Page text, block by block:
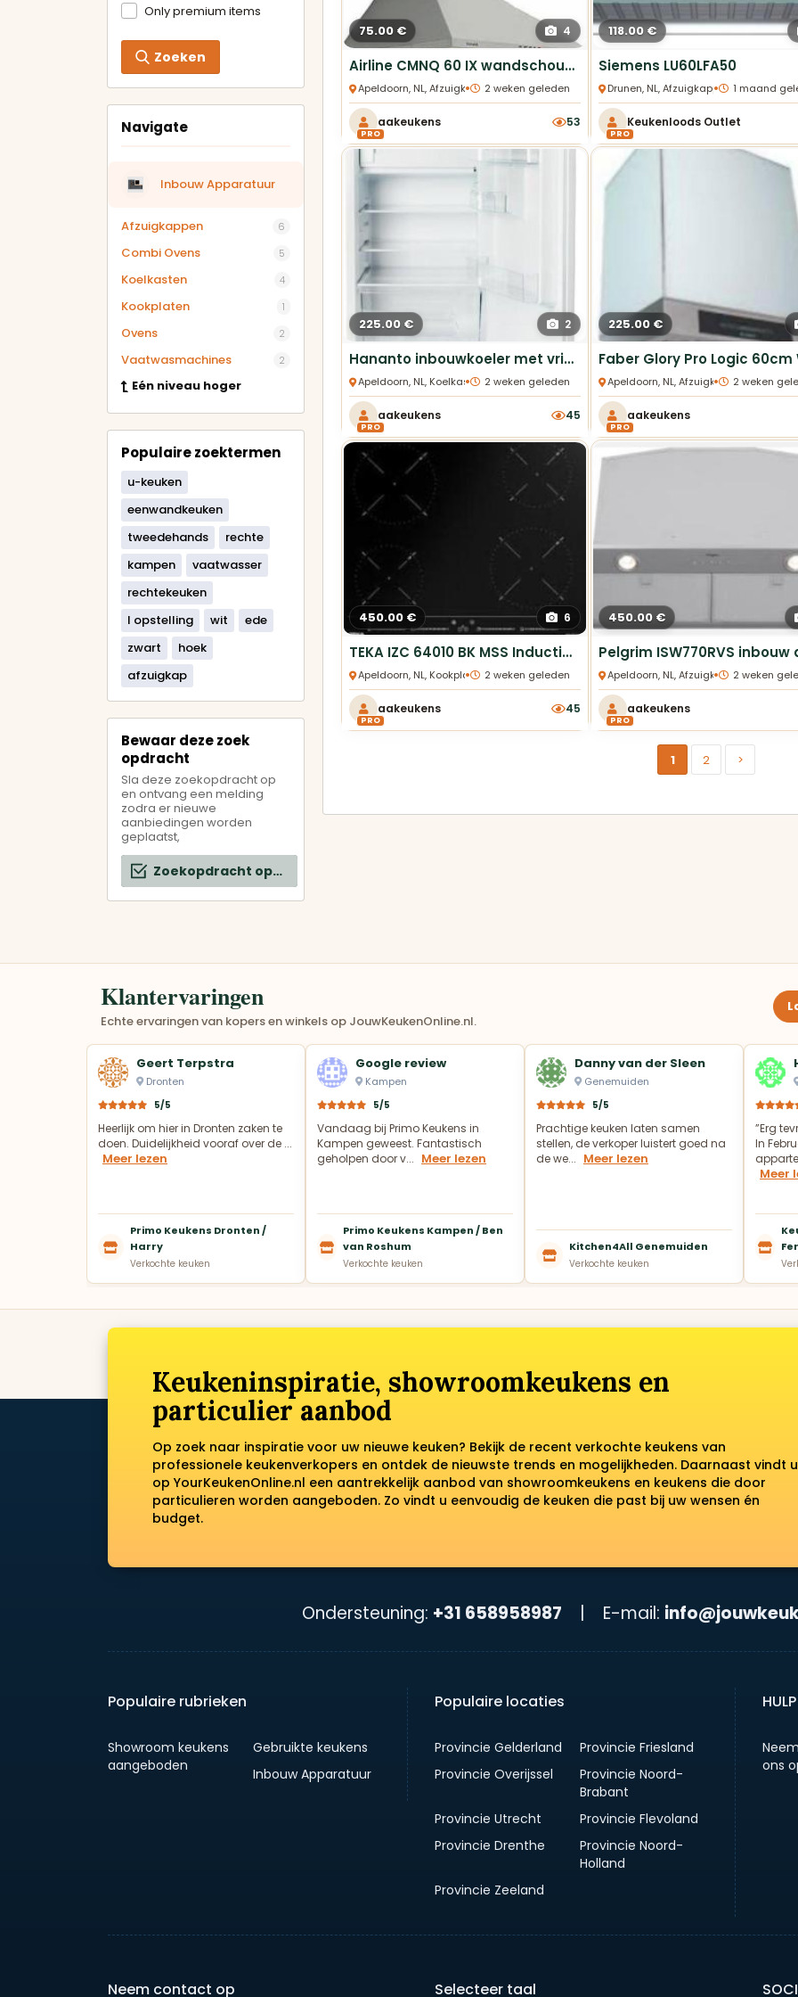
Only premium items
Zoeken
Navigate
Inbouw Apparatuur
Afzuigkappen 6
Combi Ovens 5
Koelkasten 4
Kookplaten 1
Ovens 2
Vaatwasmachines 2
Eén niveau hoger
Populaire zoektermen
u-keuken
eenwandkeuken
tweedehands
rechte
kampen
vaatwasser
rechtekeuken
l opstelling
wit
ede
zwart
hoek
afzuigkap
Bewaar deze zoek
opdracht
Sla deze zoekopdracht op
en ontvang een melding
zodra er nieuwe
aanbiedingen worden
geplaatst,
Zoekopdracht opslaan
75.00 € 4
Airline CMNQ 60 IX wandschouwkap 60cm RVS nieuw
Apeldoorn, NL, Afzuigkappen
• 2 weken geleden
PRO
aakeukens 53
118.00 €
Siemens LU60LFA50
Drunen, NL, Afzuigkappen
• 1 maand
PRO
Keukenloods Outlet
225.00 € 2
Hananto inbouwkoeler met vriesvak 102cm sleepdeur nieuw
Apeldoorn, NL, Koelkasten
• 2 weken geleden
PRO
aakeukens 45
225.00 €
Apeldoorn, NL, Afzuigkappen
• 2 weken
PRO
aakeukens
450.00 € 6
TEKA IZC 64010 BK MSS Inductiekookplaat 60cm 4 zones
Apeldoorn, NL, Kookplaten
• 2 weken geleden
PRO
aakeukens 45
450.00 €
Apeldoorn, NL, Afzuigkappen
• 2 weken
PRO
aakeukens
1 2 >
Klantervaringen
Echte ervaringen van kopers en winkels op JouwKeukenOnline.nl.
Geert Terpstra
Dronten
5/5
Heerlijk om hier in Dronten zaken te
doen. Duidelijkheid vooraf over de ...
Meer lezen
Primo Keukens Dronten /
Harry
Verkochte keuken
Google review
Kampen
5/5
Vandaag bij Primo Keukens in
Kampen geweest. Fantastisch
geholpen door v... Meer lezen
Primo Keukens Kampen / Ben
van Roshum
Verkochte keuken
Danny van der Sleen
Genemuiden
5/5
Prachtige keuken laten samen
stellen, de verkoper luistert goed na
de we... Meer lezen
Kitchen4All Genemuiden
Verkochte keuken
”Erg
In
Meer
Keukeninspiratie, showroomkeukens en
particulier aanbod
Op zoek naar inspiratie voor uw nieuwe keuken? Bekijk de recent verkochte keukens van
professionele keukenverkopers en ontdek de nieuwste trends en mogelijkheden. Daarnaast vindt u
op YourKeukenOnline.nl een aantrekkelijk aanbod van showroomkeukens en keukens die door
particulieren worden aangeboden. Zo vindt u eenvoudig de keuken die past bij uw wensen én
budget.
Ondersteuning: +31 658958987 E-mail:
Populaire rubrieken
Showroom keukens
aangeboden
Gebruikte keukens
Inbouw Apparatuur
Populaire locaties
Provincie Gelderland
Provincie Friesland
Provincie Overijssel
Provincie Noord-
Brabant
Provincie Utrecht
Provincie Flevoland
Provincie Drenthe
Provincie Noord-
Holland
Provincie Zeeland
ons
Neem contact op Selecteer taal